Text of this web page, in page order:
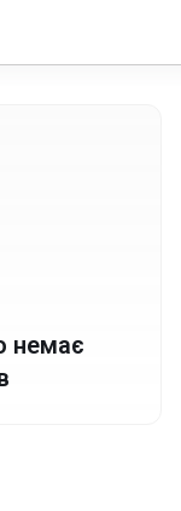
немає